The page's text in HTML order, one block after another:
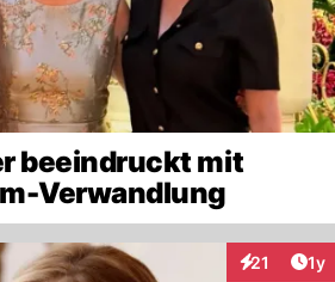
beeindruckt mit
Verwandlung
21 1y